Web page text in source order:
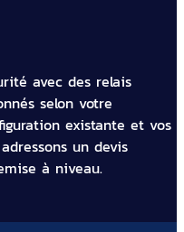
avec des relais
selon votre
existante et vos
un devis
à niveau.